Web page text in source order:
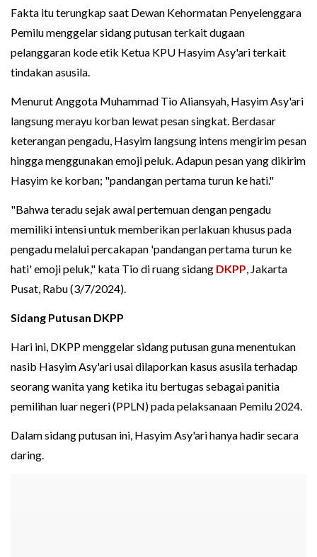
Fakta itu terungkap saat Dewan Kehormatan Penyelenggara
Pemilu menggelar sidang putusan terkait dugaan
pelanggaran kode etik Ketua KPU Hasyim Asy'ari terkait
tindakan asusila.
Menurut Anggota Muhammad Tio Aliansyah, Hasyim Asy'ari
langsung merayu korban lewat pesan singkat. Berdasar
keterangan pengadu, Hasyim langsung intens mengirim pesan
hingga menggunakan emoji peluk. Adapun pesan yang dikirim
Hasyim ke korban; "pandangan pertama turun ke hati."
"Bahwa teradu sejak awal pertemuan dengan pengadu
memiliki intensi untuk memberikan perlakuan khusus pada
pengadu melalui percakapan 'pandangan pertama turun ke
hati' emoji peluk," kata Tio di ruang sidang DKPP, Jakarta
Pusat, Rabu (3/7/2024).
Sidang Putusan DKPP
Hari ini, DKPP menggelar sidang putusan guna menentukan
nasib Hasyim Asy'ari usai dilaporkan kasus asusila terhadap
seorang wanita yang ketika itu bertugas sebagai panitia
pemilihan luar negeri (PPLN) pada pelaksanaan Pemilu 2024.
Dalam sidang putusan ini, Hasyim Asy'ari hanya hadir secara
daring.